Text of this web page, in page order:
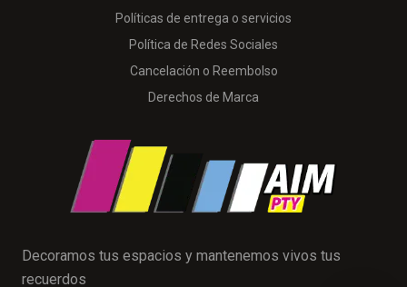
Decoramos tus espacios y mantenemos vivos tus
recuerdos
Políticas de entrega o servicios
Política de Redes Sociales
Cancelación o Reembolso
Derechos de Marca